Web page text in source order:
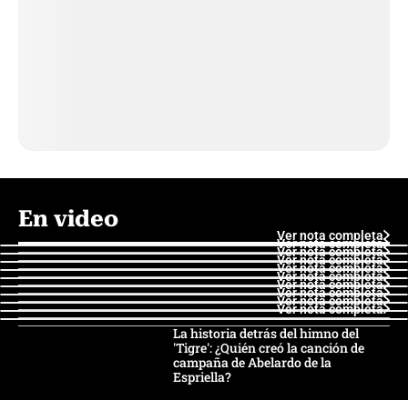
En video
Ver nota completa
Ver nota completa
Ver nota completa
Ver nota completa
Ver nota completa
Ver nota completa
Ver nota completa
Ver nota completa
Ver nota completa
Ver nota completa
La historia detrás del himno del
'Tigre': ¿Quién creó la canción de
campaña de Abelardo de la
Espriella?